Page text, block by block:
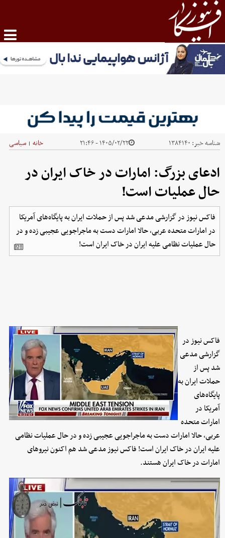
شناسه خبر: ۱۳۸۴۱۴۰ ۱۴۰۵/۰۲/۲۲ - ۲۱:۴۶ خانه | سیاسی
ادعای بزرگ: امارات در خاک ایران در
حال عملیات است!
فاکس نیوز در گزارشی مدعی شد پس از حملات ایران به پایگاه‌های آمریکا
در امارات متحده عربی، حالا امارات دست به ماجراجویی عجیبی زده و در
حال عملیات نظامی علیه ایران در خاک ایران است!
فاکس نیوز در
گزارشی مدعی
شد پس از
حملات ایران به
پایگاه‌های
آمریکا در
امارات متحده
عربی، حالا امارات دست به ماجراجویی عجیبی زده و در حال عملیات نظامی
علیه ایران در خاک ایران است! فاکس نیوز مدعی شد هم اکنون نیروهای
امارات در خاک ایران هستند.